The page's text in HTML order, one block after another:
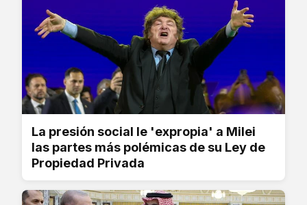
La presión social le 'expropia' a Milei
las partes más polémicas de su Ley de
Propiedad Privada